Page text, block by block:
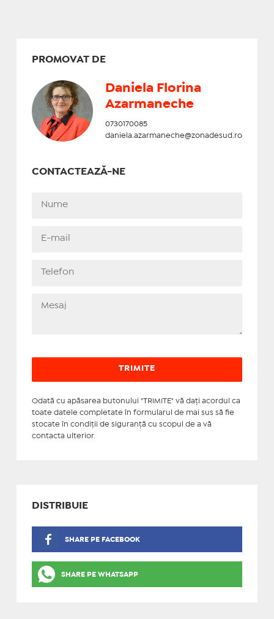
PROMOVAT DE
Daniela Florina
Azarmaneche
0730170085
daniela.azarmaneche@zonadesud.ro
CONTACTEAZĂ-NE
Odată cu apăsarea butonului "TRIMITE" vă daţi acordul ca
toate datele completate în formularul de mai sus să fie
stocate în condiţii de siguranţă cu scopul de a vă
contacta ulterior.
DISTRIBUIE
SHARE PE FACEBOOK
SHARE PE WHATSAPP